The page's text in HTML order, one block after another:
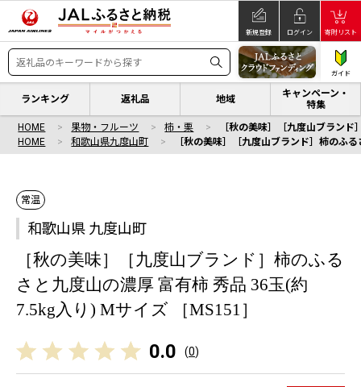
新規登録 ログイン 寄附リスト
ガイド
ランキング 返礼品 地域
キャンペーン・
特集
HOME 果物・フルーツ 柿・栗
［秋の美味］［九度山ブラン
HOME
和歌山県九度山町 ［秋の美味］［九度山ブランド］柿のふ
常温
和歌山県 九度山町
［秋の美味］［九度山ブランド］柿のふる
さと九度山の濃厚 富有柿 秀品 36玉(約
7.5kg入り) Mサイズ ［MS151］
0.0 (0)